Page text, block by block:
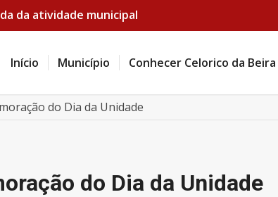
da atividade municipal
Início Município Conhecer Celorico da Beira
do Dia da Unidade
do Dia da Unidade